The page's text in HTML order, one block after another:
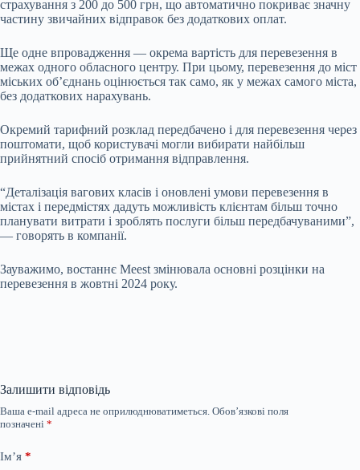
страхування з 200 до 500 грн, що автоматично покриває значну
частину звичайних відправок без додаткових оплат.
Ще одне впровадження — окрема вартість для перевезення в
межах одного обласного центру. При цьому, перевезення до міст
міських об’єднань оцінюється так само, як у межах самого міста,
без додаткових нарахувань.
Окремий тарифний розклад передбачено і для перевезення через
поштомати, щоб користувачі могли вибирати найбільш
прийнятний спосіб отримання відправлення.
“Деталізація вагових класів і оновлені умови перевезення в
містах і передмістях дадуть можливість клієнтам більш точно
планувати витрати і зроблять послуги більш передбачуваними”,
— говорять в компанії.
Зауважимо, востаннє Meest змінювала основні розцінки на
перевезення в жовтні 2024 року.
Залишити відповідь
Ваша e-mail адреса не оприлюднюватиметься. Обов’язкові поля
позначені *
Ім’я *